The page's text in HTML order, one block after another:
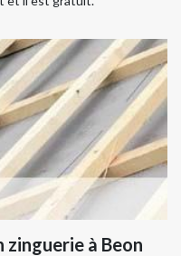
zinguerie à Beon